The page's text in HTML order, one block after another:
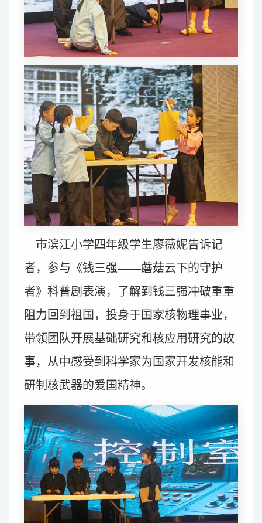
市滨江小学四年级学生廖薇妮告诉记
者，参与《钱三强——蘑菇云下的守护
者》科普剧表演，了解到钱三强冲破重重
阻力回到祖国，投身于国家核物理事业，
带领团队开展基础研究和核应用研究的故
事，从中感受到科学家为国家开发核能和
研制核武器的爱国精神。